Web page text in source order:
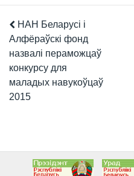
НАН Беларусі і
Алфёраўскі фонд
назвалі пераможцаў
конкурсу для
маладых навукоўцаў
2015